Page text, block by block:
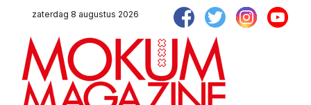
zaterdag 8 augustus 2026